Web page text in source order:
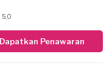
Segeralah
5,0
Dapatkan Penawaran